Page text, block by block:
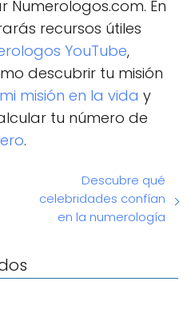
Numerologos.com. En
recursos útiles
YouTube,
descubrir tu misión
misión en la vida y
tu número de
.
Descubre qué
celebridades confían
en la numerología